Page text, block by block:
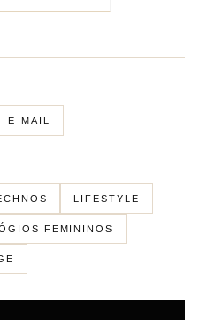
E-MAIL
LIFESTYLE
FEMININOS